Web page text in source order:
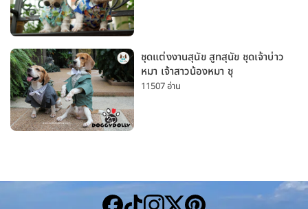
ชุดแต่งงานสุนัข สูทสุนัข ชุดเจ้าบ่าว
หมา เจ้าสาวน้องหมา ชุ
11507 อ่าน